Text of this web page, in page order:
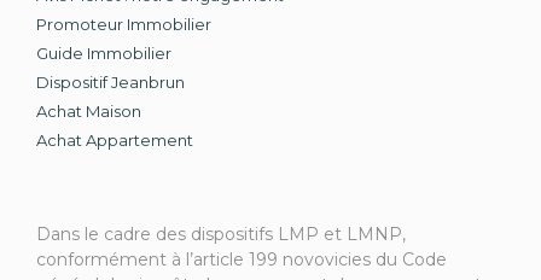
Promoteur Immobilier
Guide Immobilier
Dispositif Jeanbrun
Achat Maison
Achat Appartement
Dans le cadre des dispositifs LMP et LMNP,
conformément à l’article 199 novovicies du Code